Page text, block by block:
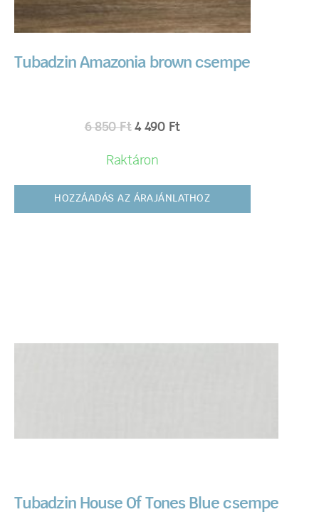
Tubadzin Amazonia brown csempe
6 850Ft 4 490 Ft
Raktáron
HOZZÁADÁS AZ ÁRAJÁNLATHOZ
Tubadzin House Of Tones Blue csempe